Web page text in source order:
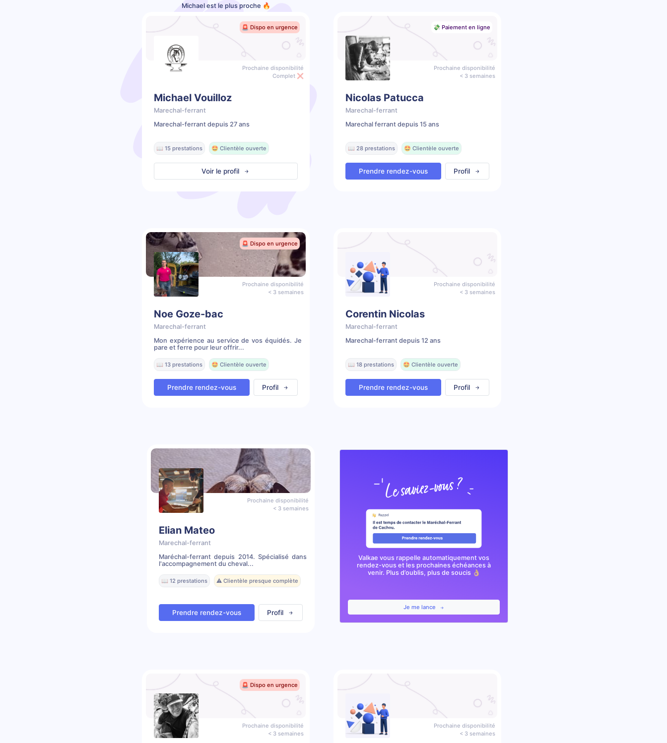
Michael est le plus proche 🔥
🚨 Dispo en urgence
Prochaine disponibilité
Complet ❌
Michael Vouilloz
Marechal-ferrant
Marechal-ferrant depuis 27 ans
📖 15 prestations 🤩 Clientèle ouverte
Voir le profil
💸 Paiement en ligne
Prochaine disponibilité
< 3 semaines
Nicolas Patucca
Marechal-ferrant
Marechal ferrant depuis 15 ans
📖 28 prestations 🤩 Clientèle ouverte
Prendre rendez-vous Profil
🚨 Dispo en urgence
Prochaine disponibilité
< 3 semaines
Noe Goze-bac
Marechal-ferrant
Mon expérience au service de vos équidés. Je
pare et ferre pour leur offrir...
📖 13 prestations 🤩 Clientèle ouverte
Prendre rendez-vous Profil
Prochaine disponibilité
< 3 semaines
Corentin Nicolas
Marechal-ferrant
Marechal-ferrant depuis 12 ans
📖 18 prestations 🤩 Clientèle ouverte
Prendre rendez-vous Profil
Prochaine disponibilité
< 3 semaines
Elian Mateo
Marechal-ferrant
Maréchal-ferrant depuis 2014. Spécialisé dans
l'accompagnement du cheval...
📖 12 prestations ⚠️ Clientèle presque complète
Prendre rendez-vous Profil
Valkae vous rappelle automatiquement vos
rendez-vous et les prochaines échéances à
venir. Plus d’oublis, plus de soucis 👌🏼
Je me lance
🚨 Dispo en urgence
Prochaine disponibilité
< 3 semaines
Prochaine disponibilité
< 3 semaines